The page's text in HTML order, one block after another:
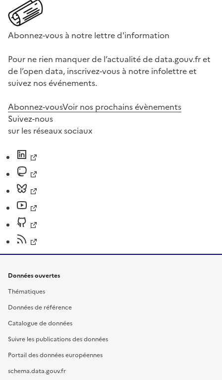
Abonnez-vous à notre lettre d'information
Pour ne rien manquer de l’actualité de data.gouv.fr et
de l’open data, inscrivez-vous à notre infolettre et
suivez nos événements.
Abonnez-vousVoir nos prochains évènements
Suivez-nous
sur les réseaux sociaux
Données ouvertes
Thématiques
Données de référence
Catalogue de données
Suivre les publications des données
Portail des données européennes
schema.data.gouv.fr